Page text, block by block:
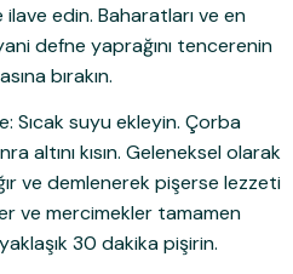
edin. Baharatları ve en
defne yaprağını tencerenin
bırakın.
Sıcak suyu ekleyin. Çorba
altını kısın. Geleneksel olarak
ve demlenerek pişerse lezzeti
ve mercimekler tamamen
30 dakika pişirin.
Katıl!
İlk Siparişine Özel %10
Şansı Yakala!